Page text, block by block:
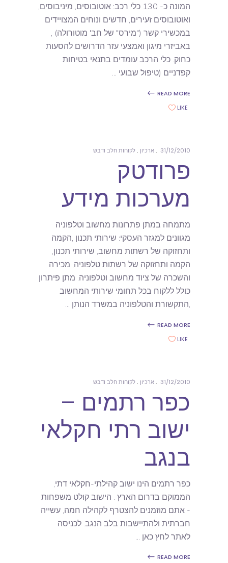
המונה כ- 130 כלי רכב: אוטובוסים, מיניבוסים,
ואוטובוסים זעירים, חדשים ונוחים המצויידים
במכשירי קשר ("מירס" של חב' מוטורולה) ,
באביזרי מיגון ואמצעי עזר הדרושים להסעות
כחוק. כלי הרכב עומדים בתנאי בטיחות
קפדניים (טיפול שבועי
READ MORE
LIKE
31/12/2010 ארכיון לקוחות חלב ודבש
פרודטק
מערכות מידע
מתמחה במתן פתרונות מחשוב וטלפוניה
מגוונים למגזר העסקי: שירותי תכנון ,הקמה
ותחזוקה של רשתות מחשוב, שירותי תכנון,
הקמה ותחזוקה של רשתות טלפוניה, מכירה
והשכרה של ציוד מחשוב וטלפוניה. מתן פיתרון
כולל ללקוח בכל תחומי שירותי המחשוב
,התקשורת והטלפוניה במשרד הנותן
READ MORE
LIKE
31/12/2010 ארכיון לקוחות חלב ודבש
כפר רתמים –
ישוב רתי חקלאי
בנגב
כפר רתמים הינו ישוב קהילתי-חקלאי דתי,
הממוקם בדרום הארץ . הישוב קולט משפחות
- אתם מוזמנים להצטרף לקהילה חמה, עשייה
חברתית ולהתיישבות בלב הנגב. לכניסה
לאתר לחץ כאן
READ MORE